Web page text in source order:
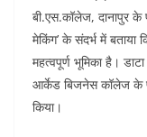
बी.एस.कॉलेज, दानापुर के
मेकिंग’ के संदर्भ में बताया
महत्वपूर्ण भूमिका है।
आर्केड बिजनेस कॉलेज के
किया।